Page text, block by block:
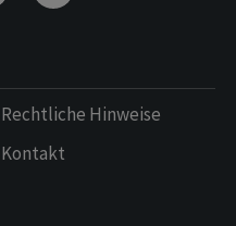
Rechtliche Hinweise
Kontakt